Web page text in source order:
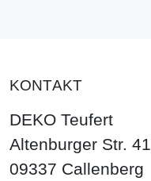
KONTAKT
DEKO Teufert
Altenburger Str. 41
09337 Callenberg